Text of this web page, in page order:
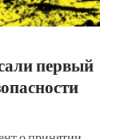
первый